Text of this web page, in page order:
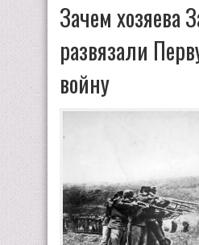
Зачем хозяева
развязали
войну